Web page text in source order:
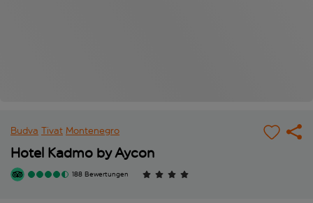
Budva Tivat Montenegro
Hotel Kadmo by Aycon
188 Bewertungen